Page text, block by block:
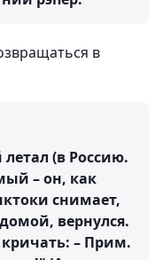
в
(в Россию.
– он, как
снимает,
вернулся.
– Прим.